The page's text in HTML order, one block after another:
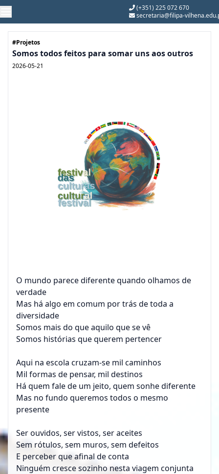
(+351) 225 072 670
secretaria@filipa-
#Projetos
Somos todos feitos para somar uns aos outros
2026-05-21
O mundo parece diferente quando olhamos de
verdade
Mas há algo em comum por trás de toda a
diversidade
Somos mais do que aquilo que se vê
Somos histórias que querem pertencer
Aqui na escola cruzam-se mil caminhos
Mil formas de pensar, mil destinos
Há quem fale de um jeito, quem sonhe diferente
Mas no fundo queremos todos o mesmo
presente
Ser ouvidos, ser vistos, ser aceites
Sem rótulos, sem muros, sem defeitos
E perceber que afinal de conta
Ninguém cresce sozinho nesta viagem conjunta